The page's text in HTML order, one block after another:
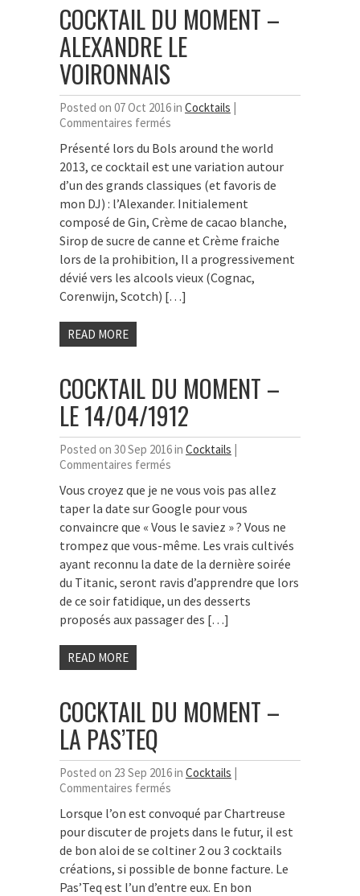
COCKTAIL DU MOMENT –
ALEXANDRE LE
VOIRONNAIS
Posted on 07 Oct 2016 in Cocktails |
Commentaires fermés
du
moment
–
Alexandre
le
Voironnais
Présenté lors du Bols around the world
2013, ce cocktail est une variation autour
d’un des grands classiques (et favoris de
mon DJ) : l’Alexander. Initialement
composé de Gin, Crème de cacao blanche,
Sirop de sucre de canne et Crème fraiche
lors de la prohibition, Il a progressivement
dévié vers les alcools vieux (Cognac,
Corenwijn, Scotch) […]
READ MORE
COCKTAIL DU MOMENT –
LE 14/04/1912
Posted on 30 Sep 2016 in Cocktails |
Commentaires fermés
du
moment
–
Le
14/04/1912
Vous croyez que je ne vous vois pas allez
taper la date sur Google pour vous
convaincre que « Vous le saviez » ? Vous ne
trompez que vous-même. Les vrais cultivés
ayant reconnu la date de la dernière soirée
du Titanic, seront ravis d’apprendre que lors
de ce soir fatidique, un des desserts
proposés aux passager des […]
READ MORE
COCKTAIL DU MOMENT –
LA PAS’TEQ
Posted on 23 Sep 2016 in Cocktails |
Commentaires fermés
du
moment
–
La
Pas’Teq
Lorsque l’on est convoqué par Chartreuse
pour discuter de projets dans le futur, il est
de bon aloi de se coltiner 2 ou 3 cocktails
créations, si possible de bonne facture. Le
Pas’Teq est l’un d’entre eux. En bon